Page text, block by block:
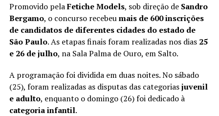
Promovido pelaFetiche Models, sob direção de Sandro
Bergamo, o concurso recebeumais de 600 inscrições
de candidatos de diferentes cidades do estado de
São Paulo. As etapas finais foram realizadas nos dias 25
e 26 de julho, na Sala Palma de Ouro, em Salto.
A programação foi dividida em duas noites. No sábado
(25), foram realizadas as disputas das categoriasjuvenil
e adulto, enquanto o domingo (26) foi dedicado à
categoria infantil.